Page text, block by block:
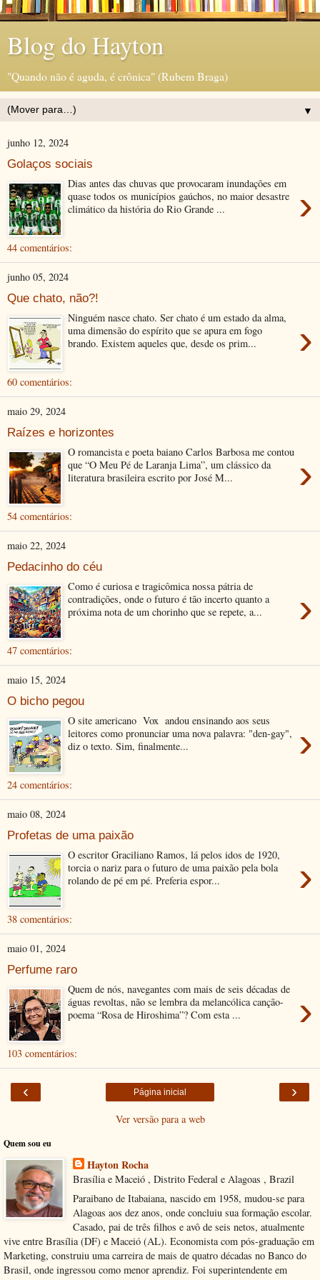
Blog do Hayton
"Quando não é aguda, é crônica" (Rubem Braga)
▼
junho 12, 2024
Golaços sociais
›
Dias antes das chuvas que provocaram inundações em
quase todos os municípios gaúchos, no maior desastre
climático da história do Rio Grande ...
44 comentários:
junho 05, 2024
Que chato, não?!
›
Ninguém nasce chato. Ser chato é um estado da alma,
uma dimensão do espírito que se apura em fogo
brando. Existem aqueles que, desde os prim...
60 comentários:
maio 29, 2024
Raízes e horizontes
›
O romancista e poeta baiano Carlos Barbosa me contou
que “O Meu Pé de Laranja Lima”, um clássico da
literatura brasileira escrito por José M...
54 comentários:
maio 22, 2024
Pedacinho do céu
›
Como é curiosa e tragicômica nossa pátria de
contradições, onde o futuro é tão incerto quanto a
próxima nota de um chorinho que se repete, a...
47 comentários:
maio 15, 2024
O bicho pegou
›
O site americano Vox andou ensinando aos seus
leitores como pronunciar uma nova palavra: "den-gay",
diz o texto. Sim, finalmente...
24 comentários:
maio 08, 2024
Profetas de uma paixão
›
O escritor Graciliano Ramos, lá pelos idos de 1920,
torcia o nariz para o futuro de uma paixão pela bola
rolando de pé em pé. Preferia espor...
38 comentários:
maio 01, 2024
Perfume raro
›
Quem de nós, navegantes com mais de seis décadas de
águas revoltas, não se lembra da melancólica canção-
poema “Rosa de Hiroshima”? Com esta ...
103 comentários:
‹ ›
Página inicial
Ver versão para a web
Quem sou eu
Hayton Rocha
Brasília e Maceió , Distrito Federal e Alagoas , Brazil
Paraibano de Itabaiana, nascido em 1958, mudou-se para
Alagoas aos dez anos, onde concluiu sua formação escolar.
Casado, pai de três filhos e avô de seis netos, atualmente
vive entre Brasília (DF) e Maceió (AL). Economista com pós-graduação em
Marketing, construiu uma carreira de mais de quatro décadas no Banco do
Brasil, onde ingressou como menor aprendiz. Foi superintendente em